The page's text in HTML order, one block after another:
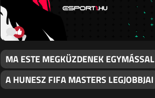
MA ESTE MEGKÜZDENEK EGYMÁSSAL
A HUNESZ FIFA MASTERS LEGJOBBJAI